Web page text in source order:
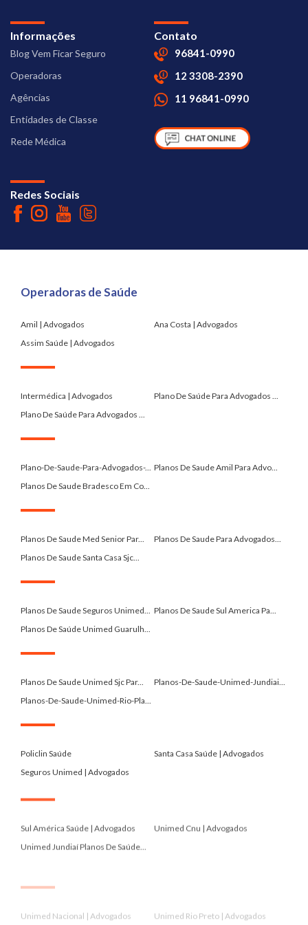
Informações
Blog Vem Ficar Seguro
Operadoras
Agências
Entidades de Classe
Rede Médica
Contato
96841-0990
12 3308-2390
11 96841-0990
Redes Sociais
Operadoras de Saúde
Amil | Advogados
Ana Costa | Advogados
Assim Saúde | Advogados
Intermédica | Advogados
Plano De Saúde Para Advogados ...
Plano De Saúde Para Advogados ...
Plano-De-Saude-Para-Advogados-...
Planos De Saude Amil Para Advo...
Planos De Saude Bradesco Em Co...
Planos De Saude Med Senior Par...
Planos De Saude Para Advogados...
Planos De Saude Santa Casa Sjc...
Planos De Saude Seguros Unimed...
Planos De Saude Sul America Pa...
Planos De Saúde Unimed Guarulh...
Planos De Saude Unimed Sjc Par...
Planos-De-Saude-Unimed-Jundiai...
Planos-De-Saude-Unimed-Rio-Pla...
Policlin Saúde
Santa Casa Saúde | Advogados
Seguros Unimed | Advogados
Sul América Saúde | Advogados
Unimed Cnu | Advogados
Unimed Jundiaí Planos De Saúde...
Unimed Santos | Advogados